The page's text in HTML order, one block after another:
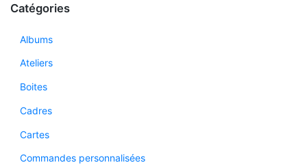
Catégories
Albums
Ateliers
Boites
Cadres
Cartes
Commandes personnalisées